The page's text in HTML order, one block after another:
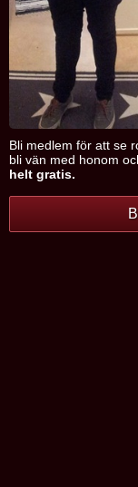
Bli medlem för att se
bli vän med honom
helt gratis.